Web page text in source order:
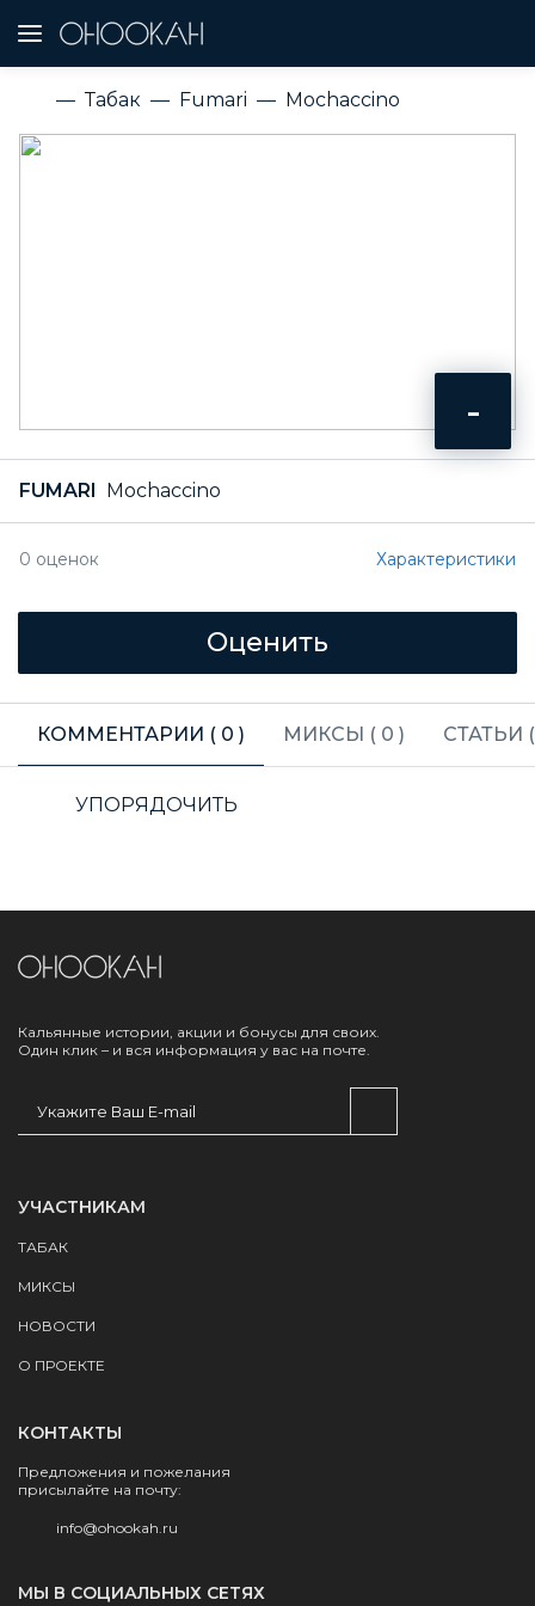
Табак Fumari Mochaccino
-
FUMARI Mochaccino
0 оценок Характеристики
КОММЕНТАРИИ ( 0 ) МИКСЫ ( 0 ) СТАТЬИ
УПОРЯДОЧИТЬ
Кальянные истории, акции и бонусы для своих.
Один клик – и вся информация у вас на почте.
УЧАСТНИКАМ
ТАБАК
МИКСЫ
НОВОСТИ
О ПРОЕКТЕ
КОНТАКТЫ
Предложения и пожелания
присылайте на почту:
info@ohookah.ru
МЫ В СОЦИАЛЬНЫХ СЕТЯХ